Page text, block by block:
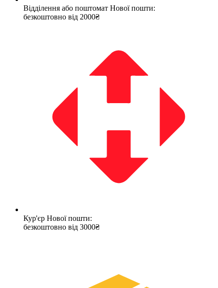
Відділення або поштомат Нової пошти:
безкоштовно від 2000₴
Кур'єр Нової пошти:
безкоштовно від 3000₴